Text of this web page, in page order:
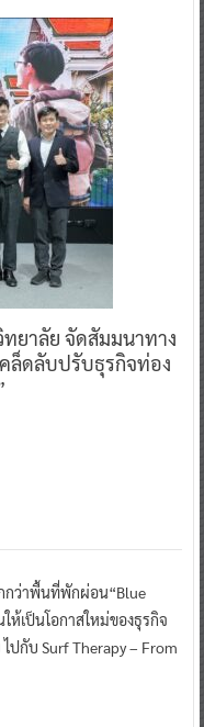
ยาลัย จัดสัมมนาทาง
คล็ดลับปรับธุรกิจท่อง
กกว่าพื้นที่พักผ่อน“Blue
ห้เป็นโอกาสใหม่ของธุรกิจ
ปกับ Surf Therapy – From